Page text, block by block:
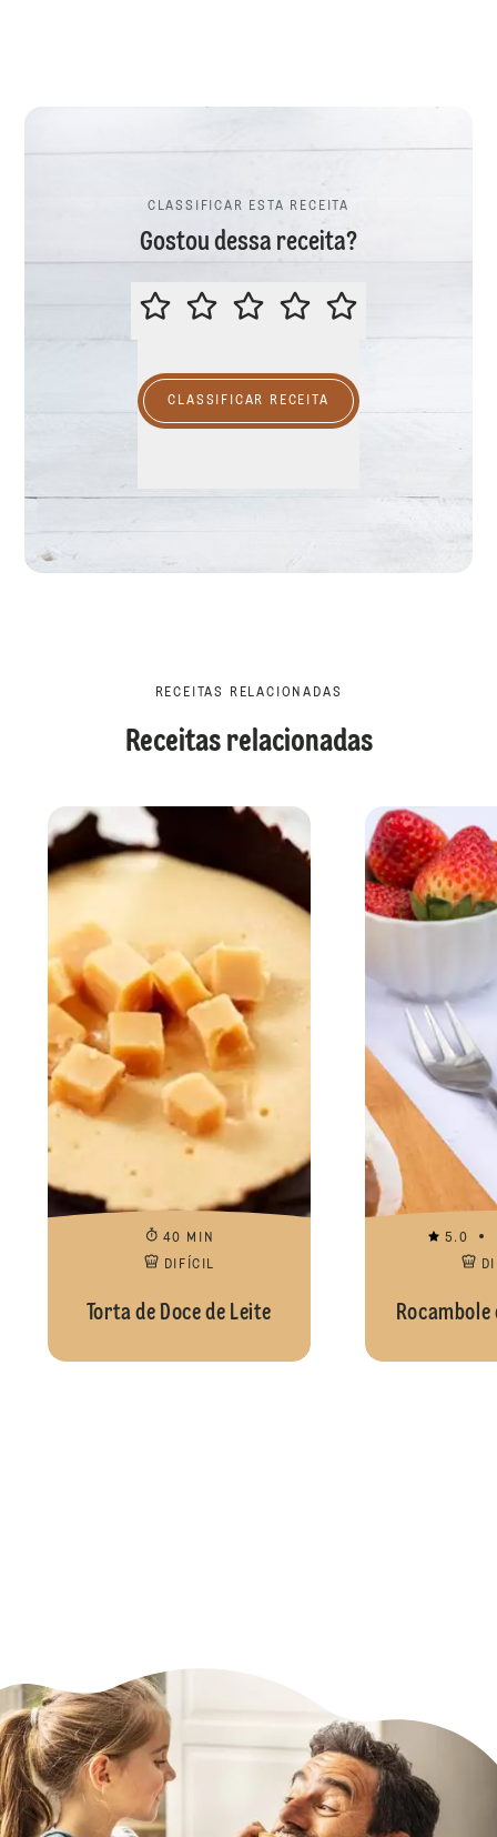
CLASSIFICAR ESTA RECEITA
Gostou dessa receita?
CLASSIFICAR ESTA RECEITA
CLASSIFICAR RECEITA
RECEITAS RELACIONADAS
Receitas relacionadas
40 MIN
DIFÍCIL
Torta de Doce de Leite
5.0